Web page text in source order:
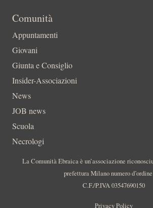
Comunità
Appuntamenti
Giovani
Giunta e Consiglio
Insider-Associazioni
News
JOB news
Scuola
Necrologi
La Comunità Ebraica è un’associazione
prefettura Milano numero
C.F./P.IVA 03547690150
Privacy Policy